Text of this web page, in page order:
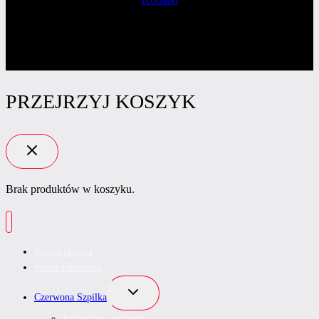
PRZEJRZYJ KOSZYK
Brak produktów w koszyku.
Czerwona Szpilka
Przełącz
podrzędne